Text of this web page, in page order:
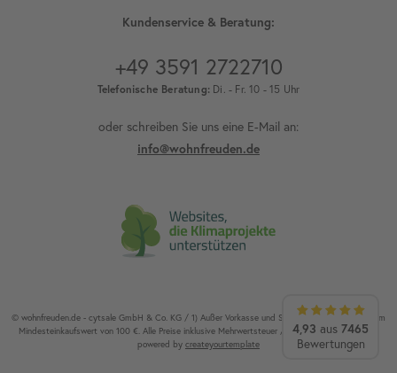
4,93 aus 7465
Bewertungen
Kundenservice & Beratung:
+49 3591 2722710
Telefonische Beratung: Di. - Fr. 10 - 15 Uhr
oder schreiben Sie uns eine E-Mail an:
info@wohnfreuden.de
© wohnfreuden.de - cytsale GmbH & Co. KG / 1) Außer Vorkasse und Speditionsware. 2) Ab einem
Mindesteinkaufswert von 100 €. Alle Preise inklusive Mehrwertsteuer / Alle Rechte vorbehalten.
powered by createyourtemplate